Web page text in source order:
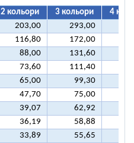
2 кольори 3 кольори
4
203,00 293,00
116,80 172,00
88,00 131,60
73,60 111,40
65,00 99,30
47,70 75,00
39,07 62,92
36,19 58,88
33,89 55,65